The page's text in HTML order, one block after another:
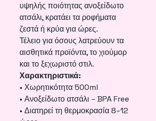
υψηλής ποιότητας ανοξείδωτο
ατσάλι, κρατάει τα ροφήματα
ζεστά ή κρύα για ώρες.
Τέλειο για όσους λατρεύουν τα
αισθητικά προϊόντα, το χιούμορ
και το ξεχωριστό στιλ.
Χαρακτηριστικά:
• Χωρητικότητα 500ml
• Ανοξείδωτο ατσάλι – BPA Free
• Διατηρεί τη θερμοκρασία 8–12